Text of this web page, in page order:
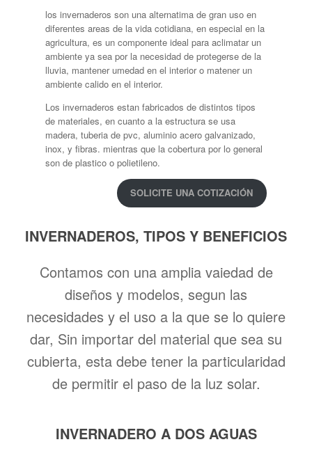
los invernaderos son una alternatima de gran uso en
diferentes areas de la vida cotidiana, en especial en la
agricultura, es un componente ideal para aclimatar un
ambiente ya sea por la necesidad de protegerse de la
lluvia, mantener umedad en el interior o matener un
ambiente calido en el interior.
Los invernaderos estan fabricados de distintos tipos
de materiales, en cuanto a la estructura se usa
madera, tuberia de pvc, aluminio acero galvanizado,
inox, y fibras. mientras que la cobertura por lo general
son de plastico o polietileno.
SOLICITE UNA COTIZACIÓN
INVERNADEROS, TIPOS Y BENEFICIOS
Contamos con una amplia vaiedad de
diseños y modelos, segun las
necesidades y el uso a la que se lo quiere
dar, Sin importar del material que sea su
cubierta, esta debe tener la particularidad
de permitir el paso de la luz solar.
INVERNADERO A DOS AGUAS